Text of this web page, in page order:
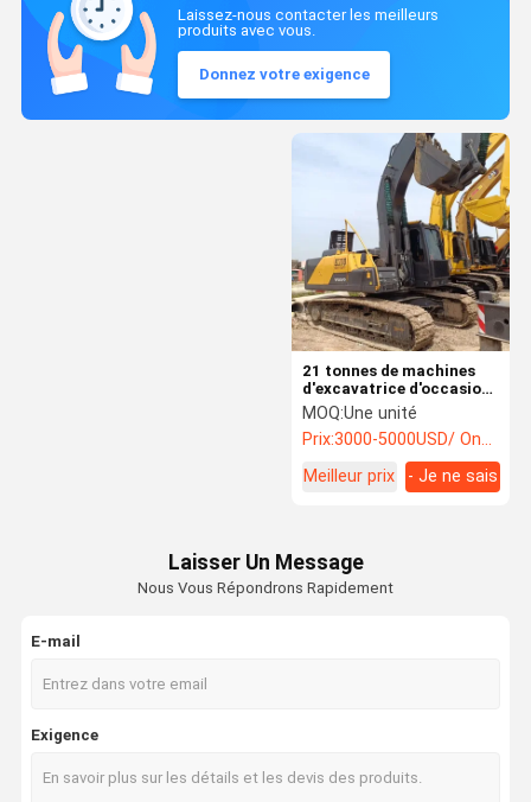
Laissez-nous contacter les meilleurs
produits avec vous.
Donnez votre exigence
21 tonnes de machines
d'excavatrice d'occasion
VOLVO 210 Excavatrice
utilisée
MOQ:Une unité
Prix:3000-5000USD/ One Unit
Meilleur prix
- Je ne sais
Laisser Un Message
Nous Vous Répondrons Rapidement
E-mail
Exigence